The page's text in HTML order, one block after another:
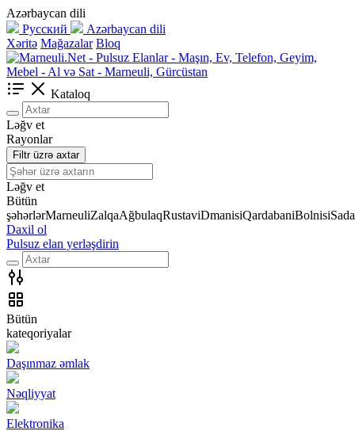
Azərbaycan dili
Русский
Azərbaycan dili
Xəritə Mağazalar Bloq
Kataloq
Ləğv et
Rayonlar
Filtr üzrə axtar
Ləğv et
Bütün
şəhərlərMarneuliZalqaAğbulaqRustaviDmanisiQardabaniBolnisi
Daxil ol
Pulsuz elan yerləşdirin
Bütün
kateqoriyalar
Daşınmaz əmlak
Nəqliyyat
Elektronika